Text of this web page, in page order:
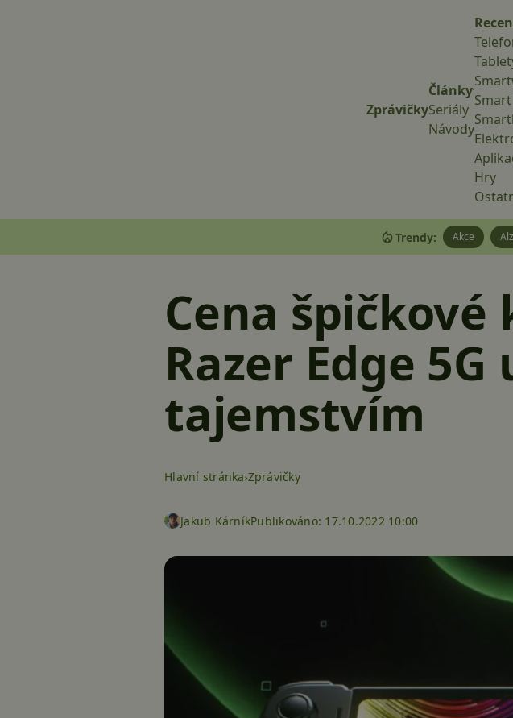
Zprávičky
Články
Seriály
Návody
Smart
Hry
Trendy: Akce
Cena
Razer Edge
tajemstvím
Hlavní stránka Zprávičky
Jakub KárníkPublikováno: 17.10.2022 10:00